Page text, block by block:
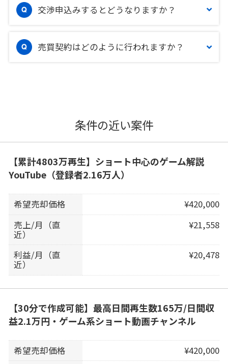
交渉申込みするとどうなりますか？
売買契約はどのように行われますか？
条件の近い案件
【累計4803万再生】ショート中心のゲーム解説
YouTube（登録者2.16万人）
希望売却価格
¥420,000
売上/月（直
近）
¥21,558
利益/月（直
近）
¥20,478
【30分で作成可能】最高日間再生数165万/日間収
益2.1万円・ゲーム系ショート動画チャンネル
希望売却価格
¥420,000